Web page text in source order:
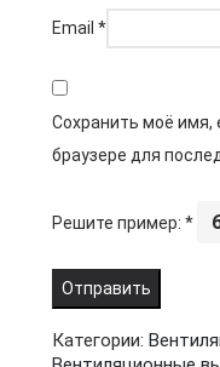
Email *
Сохранить моё имя,
браузере для
Решите пример: *
Категории: